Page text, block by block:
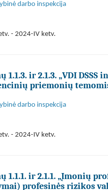
darbo inspekcija
- 2024-IV ketv.
1.1.3. ir 2.1.3. „VDI
priemonių
darbo inspekcija
- 2024-IV ketv.
1.1.1. ir 2.1.1. „Įmonių
profesinės rizikos